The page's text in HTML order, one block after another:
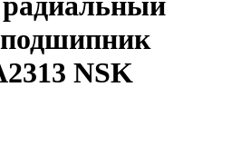
NSK